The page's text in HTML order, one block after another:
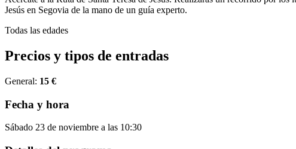
Jesús en Segovia de la mano de un guía experto.
Todas las edades
Precios y tipos de entradas
General: 15 €
Fecha y hora
Sábado 23 de noviembre a las 10:30